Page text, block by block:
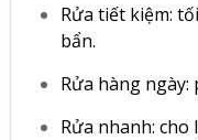
Rửa tiết kiệm:
bẩn.
Rửa hàng
Rửa nhanh: cho